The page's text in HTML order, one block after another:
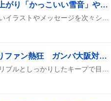
「祇園寺雪音」誕生日祝福がSNSで大盛り上がり「かっこいい雪音」や「素の可愛い雪音」への愛が溢れる
食野亮太郎、開幕戦でキレとキープ力が光りファン熱狂 ガンバ大阪対浦和戦で見せた